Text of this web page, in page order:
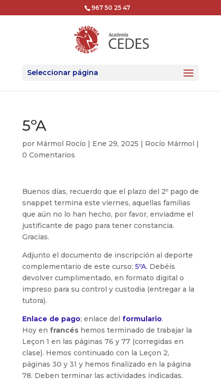
967 50 25 47
Seleccionar página
5ºA
por Mármol Rocío | Ene 29, 2025 | Rocío Mármol |
0 Comentarios
Buenos días, recuerdo que el plazo del 2º pago de
snappet termina este viernes, aquellas familias
que aún no lo han hecho, por favor, enviadme el
justificante de pago para tener constancia.
Gracias.
Adjunto el documento de inscripción al deporte
complementario de este curso: 5ºA. Debéis
devolver cumplimentado, en formato digital o
impreso para su control y custodia (entregar a la
tutora).
Enlace de pago; enlace del formulario.
Hoy en francéshemos terminado de trabajar la
Leçon 1 en las páginas 76 y 77 (corregidas en
clase). Hemos continuado con la Leçon 2,
páginas 30 y 31 y hemos finalizado en la página
78. Deben terminar las actividades indicadas.